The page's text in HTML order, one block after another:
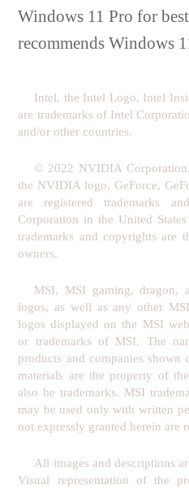
Windows 11 Pro for
recommends Windows
Intel, the Intel Logo, Intel
are trademarks of Intel
and/or other countries.
© 2022 NVIDIA
the NVIDIA logo, GeForce,
are registered trademarks
Corporation in the United
trademarks and copyrights are
owners.
MSI, MSI gaming, dragon,
logos, as well as any other
logos displayed on the MSI
or trademarks of MSI. The
products and companies shown
materials are the property of
also be trademarks. MSI
may be used only with written
not expressly granted herein are
All images and descriptions
Visual representation of the